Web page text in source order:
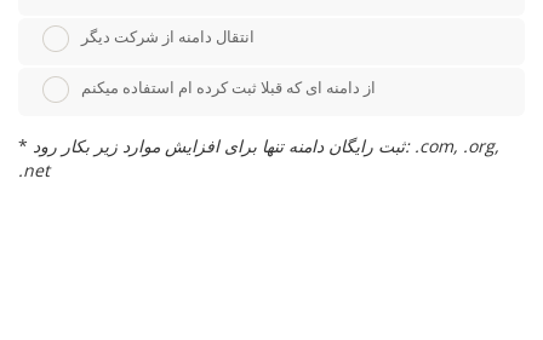
انتقال دامنه از شرکت دیگر
از دامنه ای که قبلا ثبت کرده ام استفاده میکنم
* ثبت رایگان دامنه تنها برای افزایش موارد زیر بکار رود: .com, .org,
.net